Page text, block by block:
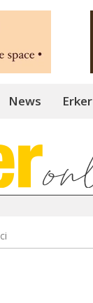
News Erker